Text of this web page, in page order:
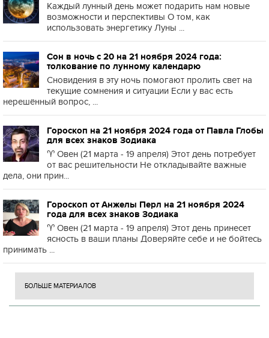
Каждый лунный день может подарить нам новые
возможности и перспективы О том, как
использовать энергетику Луны ...
Сон в ночь с 20 на 21 ноября 2024 года:
толкование по лунному календарю
Сновидения в эту ночь помогают пролить свет на
текущие сомнения и ситуации Если у вас есть
нерешённый вопрос, ...
Гороскоп на 21 ноября 2024 года от Павла Глобы
для всех знаков Зодиака
♈️ Овен (21 марта - 19 апреля) Этот день потребует
от вас решительности Не откладывайте важные
дела, они прин...
Гороскоп от Анжелы Перл на 21 ноября 2024
года для всех знаков Зодиака
♈️ Овен (21 марта - 19 апреля) Этот день принесет
ясность в ваши планы Доверяйте себе и не бойтесь
принимать ...
БОЛЬШЕ МАТЕРИАЛОВ